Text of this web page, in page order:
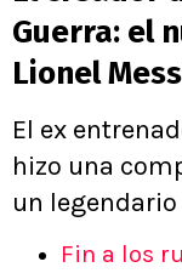
Guerra: el
Lionel
El ex
hizo una
un
Fin a los